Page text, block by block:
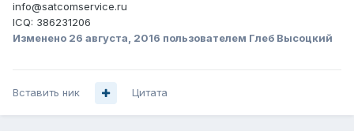
info@satcomservice.ru
ICQ: 386231206
Изменено 26 августа, 2016 пользователем Глеб Высоцкий
Вставить ник Цитата